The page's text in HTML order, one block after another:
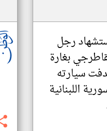
رجل
بغارة
سيارته
اللبنانية